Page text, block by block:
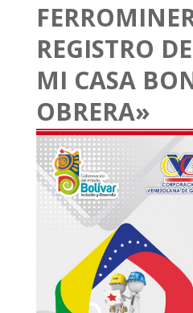
REGISTRO
MI CASA
OBRERA»